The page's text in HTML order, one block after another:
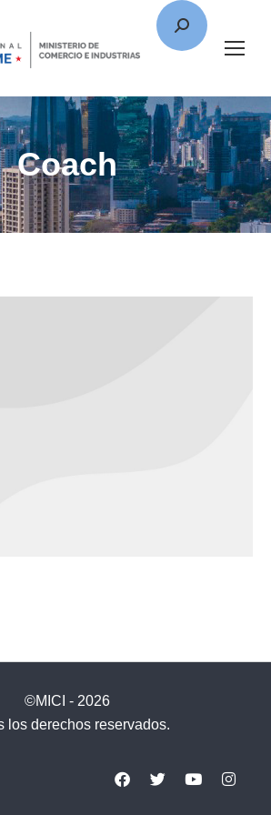
Coach
©MICI - 2026
los derechos reservados.